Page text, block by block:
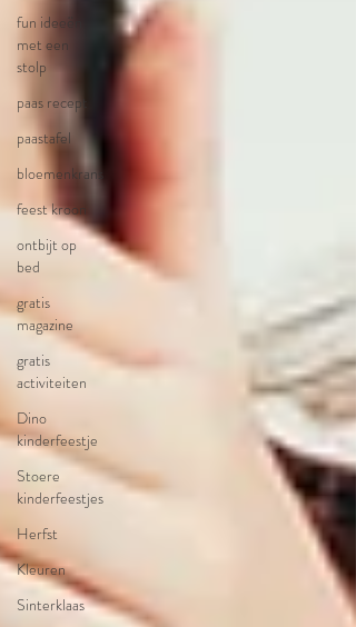
fun ideeën
met een
stolp
paas recept
paastafel
bloemenkrans
feest kroon
ontbijt op
bed
gratis
magazine
gratis
activiteiten
Dino
kinderfeestje
Stoere
kinderfeestjes
Herfst
Kleuren
Sinterklaas